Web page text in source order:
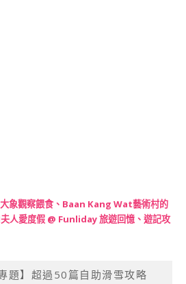
象觀察餵食、Baan Kang Wat藝術村的
人愛度假 @ Funliday 旅遊回憶、遊記攻
題】超過50篇自助滑雪攻略